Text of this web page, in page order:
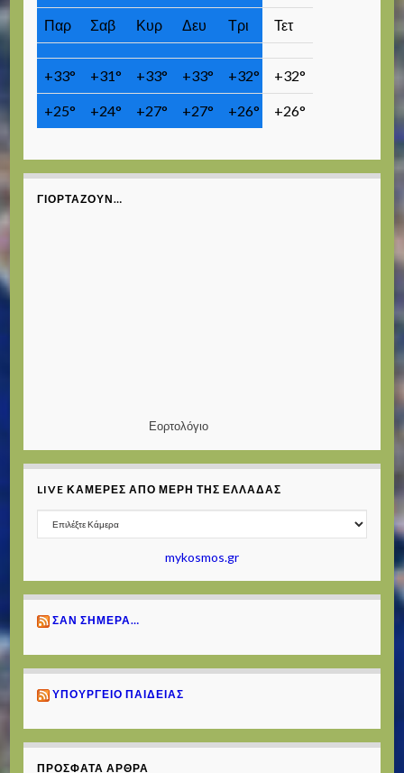
Παρ Σαβ Κυρ Δευ Τρι Τετ
+33° +31° +33° +33° +32° +32°
+25° +24° +27° +27° +26° +26°
ΓΙΟΡΤΆΖΟΥΝ…
Εορτολόγιο
LIVE ΚΆΜΕΡΕΣ ΑΠΌ ΜΈΡΗ ΤΗΣ ΕΛΛΆΔΑΣ
mykosmos.gr
ΣΑΝ ΣΉΜΕΡΑ…
ΥΠΟΥΡΓΕΊΟ ΠΑΙΔΕΊΑΣ
ΠΡΌΣΦΑΤΑ ΆΡΘΡΑ